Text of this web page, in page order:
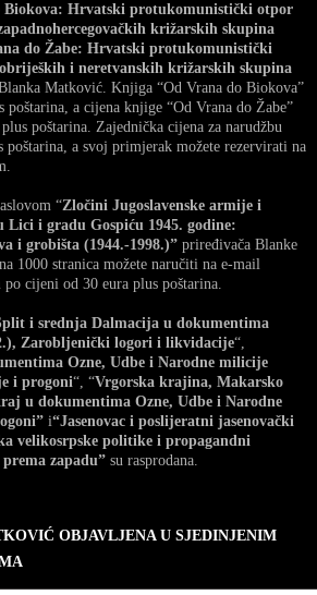
Biokova: Hrvatski protukomunistički otpor
križarskih skupina
do Žabe: Hrvatski protukomunistički
i neretvanskih križarskih skupina
Matković. Knjiga “Od Vrana do Biokova”
poštarina, a cijena knjige “Od Vrana do Žabe”
poštarina. Zajednička cijena za narudžbu
poštarina, a svoj primjerak možete rezervirati na
“Zločini Jugoslavenske armije i
Lici i gradu Gospiću 1945. godine:
i grobišta (1944.-1998.)” priređivača Blanke
1000 stranica možete naručiti na e-mail
cijeni od 30 eura plus poštarina.
i srednja Dalmacija u dokumentima
Zarobljenički logori i likvidacije“,
Ozne, Udbe i Narodne milicije
i progoni“, “Vrgorska krajina, Makarsko
u dokumentima Ozne, Udbe i Narodne
i“Jasenovac i poslijeratni jasenovački
velikosrpske politike i propagandni
zapadu” su rasprodana.
OBJAVLJENA U SJEDINJENIM